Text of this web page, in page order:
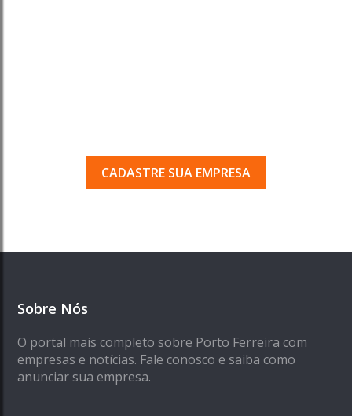
CADASTRE SUA EMPRESA
Sobre Nós
O portal mais completo sobre Porto Ferreira com
empresas e notícias. Fale conosco e saiba como
anunciar sua empresa.